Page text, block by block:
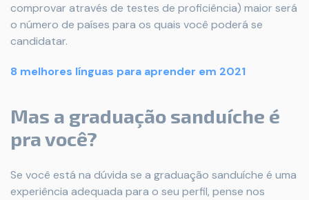
comprovar através de testes de proficiência) maior será
o número de países para os quais você poderá se
candidatar.
8 melhores línguas para aprender em 2021
Mas a graduação sanduíche é
pra você?
Se você está na dúvida se a graduação sanduíche é uma
experiência adequada para o seu perfil, pense nos